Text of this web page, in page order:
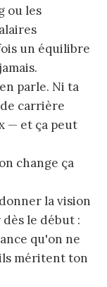
ou les
un équilibre
parle. Ni ta
carrière
— et ça peut
change ça
la vision
le début :
qu'on ne
méritent ton